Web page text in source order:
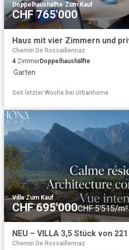
Doppelhaushälfte·Zum Kauf
CHF 765'000
Haus mit vier Zimmern und
Chemin De Rossaillennaz
4 ZimmerDoppelhaushälfte
·Garten
Seit letzter Woche bei Urbanhome
Villa·Zum Kauf
CHF 695'000CHF 5'515/m²
Chemin De Rossaillennaz